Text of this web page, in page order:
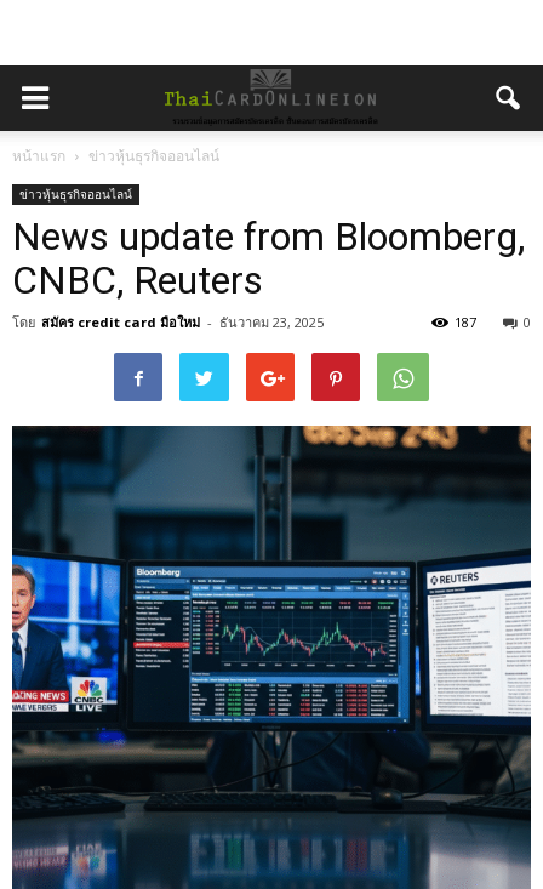
หน้าแรก ข่าวหุ้นธุรกิจออนไลน์
ข่าวหุ้นธุรกิจออนไลน์
News update from Bloomberg,
CNBC, Reuters
โดย สมัคร credit card มือใหม่ - ธันวาคม 23, 2025 0
187